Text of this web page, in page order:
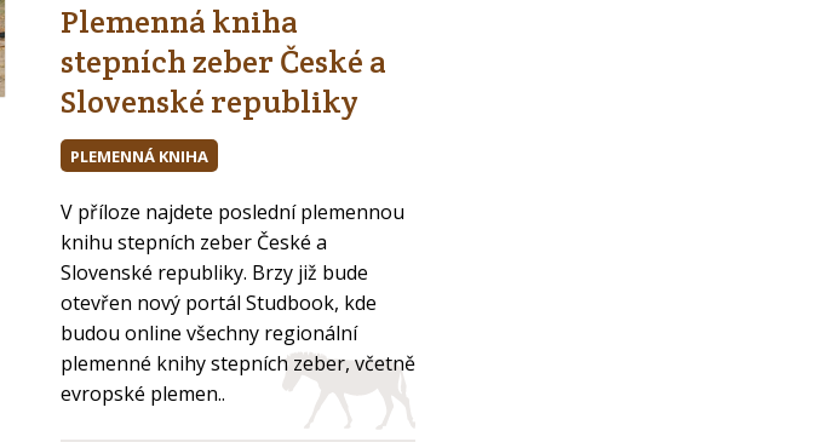
Plemenná kniha
stepních zeber České a
Slovenské republiky
PLEMENNÁ KNIHA
V příloze najdete poslední plemennou
knihu stepních zeber České a
Slovenské republiky. Brzy již bude
otevřen nový portál Studbook, kde
budou online všechny regionální
plemenné knihy stepních zeber, včetně
evropské plemen..